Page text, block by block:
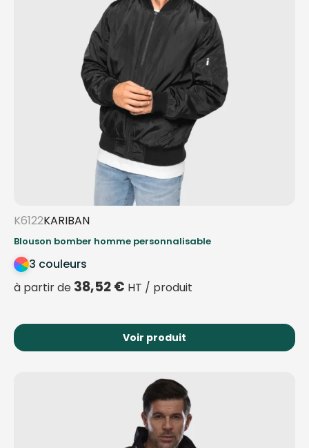
K6122KARIBAN
Blouson bomber homme personnalisable
3 couleurs
à partir de 38,52€ HT / produit
Voir produit